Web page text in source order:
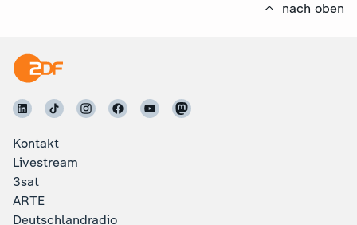
nach oben
Kontakt
Livestream
3sat
ARTE
Deutschlandradio